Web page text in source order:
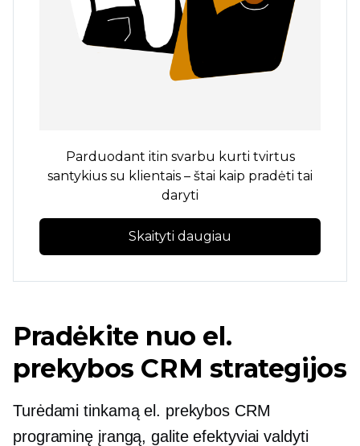
Parduodant itin svarbu kurti tvirtus
santykius su klientais – štai kaip pradėti tai
daryti
Skaityti daugiau
Pradėkite nuo el.
prekybos CRM strategijos
Turėdami tinkamą el. prekybos CRM
programinę įrangą, galite efektyviai valdyti